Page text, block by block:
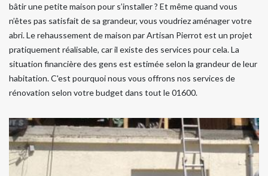
bâtir une petite maison pour s’installer ? Et même quand vous
n’êtes pas satisfait de sa grandeur, vous voudriez aménager votre
abri. Le rehaussement de maison par Artisan Pierrot est un projet
pratiquement réalisable, car il existe des services pour cela. La
situation financière des gens est estimée selon la grandeur de leur
habitation. C'est pourquoi nous vous offrons nos services de
rénovation selon votre budget dans tout le 01600.